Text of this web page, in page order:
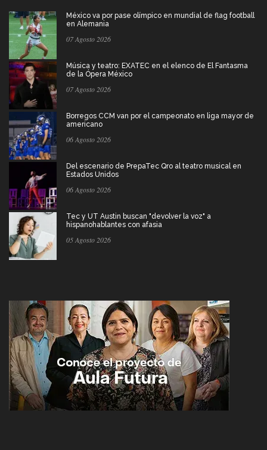
México va por pase olímpico en mundial de flag football
en Alemania
07 Agosto 2026
Música y teatro: EXATEC en el elenco de El Fantasma
de la Ópera México
07 Agosto 2026
Borregos CCM van por el campeonato en liga mayor de
americano
06 Agosto 2026
Del escenario de PrepaTec Qro al teatro musical en
Estados Unidos
06 Agosto 2026
Tec y UT Austin buscan "devolver la voz" a
hispanohablantes con afasia
05 Agosto 2026